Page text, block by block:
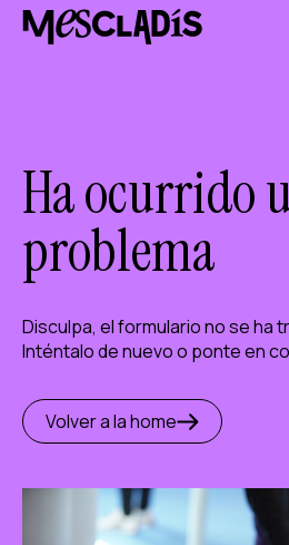
Productora social
Productora de empleo
Productora de
Productora cultural
Agenda
Blog
EN
Ha ocurrido
problema
Disculpa, el formulario no se ha
Inténtalo de nuevo o ponte en
Volver a la home